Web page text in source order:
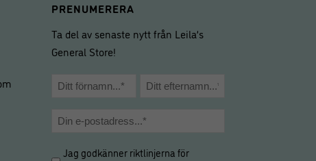
PRENUMERERA
Ta del av senaste nytt från Leila’s
General Store!
Namn
E-
Hantering
Jag godkänner riktlinjerna för